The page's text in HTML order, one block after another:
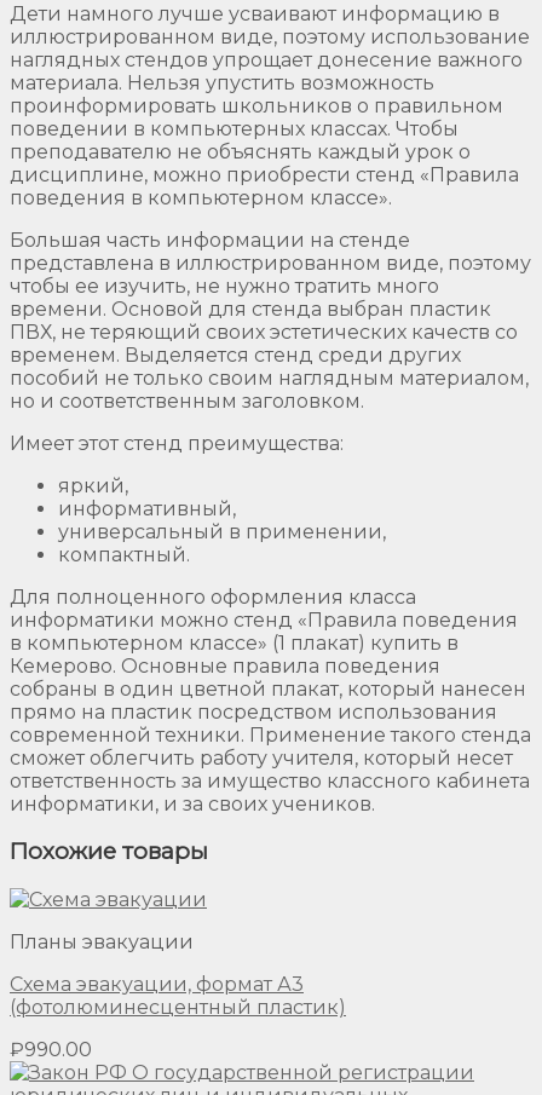
Дети намного лучше усваивают информацию в
иллюстрированном виде, поэтому использование
наглядных стендов упрощает донесение важного
материала. Нельзя упустить возможность
проинформировать школьников о правильном
поведении в компьютерных классах. Чтобы
преподавателю не объяснять каждый урок о
дисциплине, можно приобрести стенд «Правила
поведения в компьютерном классе».
Большая часть информации на стенде
представлена в иллюстрированном виде, поэтому
чтобы ее изучить, не нужно тратить много
времени. Основой для стенда выбран пластик
ПВХ, не теряющий своих эстетических качеств со
временем. Выделяется стенд среди других
пособий не только своим наглядным материалом,
но и соответственным заголовком.
Имеет этот стенд преимущества:
яркий,
информативный,
универсальный в применении,
компактный.
Для полноценного оформления класса
информатики можно стенд «Правила поведения
в компьютерном классе» (1 плакат) купить в
Кемерово. Основные правила поведения
собраны в один цветной плакат, который нанесен
прямо на пластик посредством использования
современной техники. Применение такого стенда
сможет облегчить работу учителя, который несет
ответственность за имущество классного кабинета
информатики, и за своих учеников.
Похожие товары
Планы эвакуации
Схема эвакуации, формат А3
(фотолюминесцентный пластик)
₽990.00